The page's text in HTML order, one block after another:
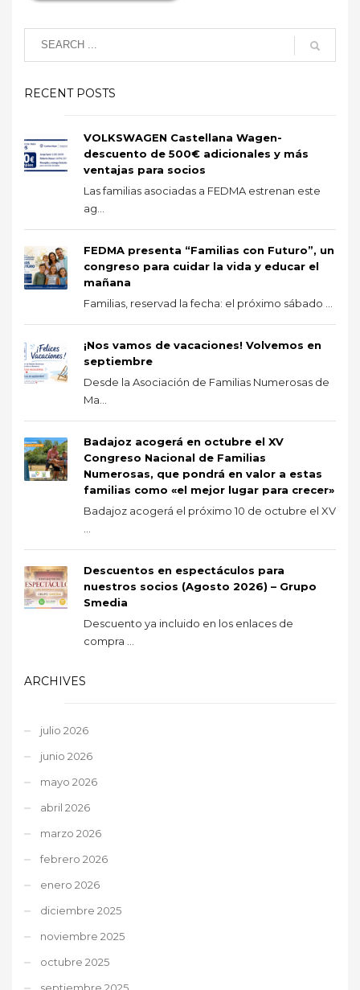
RECENT POSTS
VOLKSWAGEN Castellana Wagen-
descuento de 500€ adicionales y más
ventajas para socios
Las familias asociadas a FEDMA estrenan este
ag...
FEDMA presenta “Familias con Futuro”, un
congreso para cuidar la vida y educar el
mañana
Familias, reservad la fecha: el próximo sábado ...
¡Nos vamos de vacaciones! Volvemos en
septiembre
Desde la Asociación de Familias Numerosas de
Ma...
Badajoz acogerá en octubre el XV
Congreso Nacional de Familias
Numerosas, que pondrá en valor a estas
familias como «el mejor lugar para crecer»
Badajoz acogerá el próximo 10 de octubre el XV
Descuentos en espectáculos para
nuestros socios (Agosto 2026) – Grupo
Smedia
Descuento ya incluido en los enlaces de
compra ...
ARCHIVES
julio 2026
junio 2026
mayo 2026
abril 2026
marzo 2026
febrero 2026
enero 2026
diciembre 2025
noviembre 2025
octubre 2025
septiembre 2025